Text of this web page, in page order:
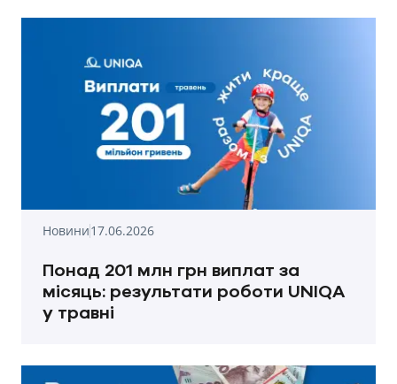
Новини17.06.2026
Понад 201 млн грн виплат за
місяць: результати роботи UNIQA
у травні